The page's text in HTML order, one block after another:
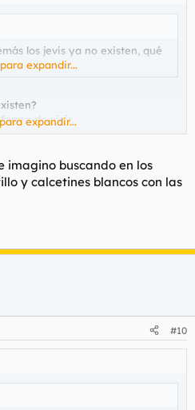
los jevis ya no existen, qué
expandir...
forma de vivir
expandir...
imagino buscando en los
y calcetines blancos con las
#10